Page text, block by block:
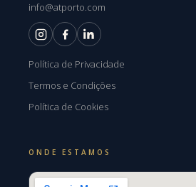
info@atporto.com
Política de Privacidade
Termos e Condições
Política de Cookies
ONDE ESTAMOS